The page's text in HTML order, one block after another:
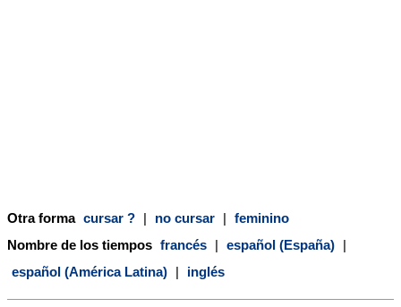
Otra forma cursar ? | no cursar | feminino
Nombre de los tiempos francés | español (España) |
español (América Latina) | inglés